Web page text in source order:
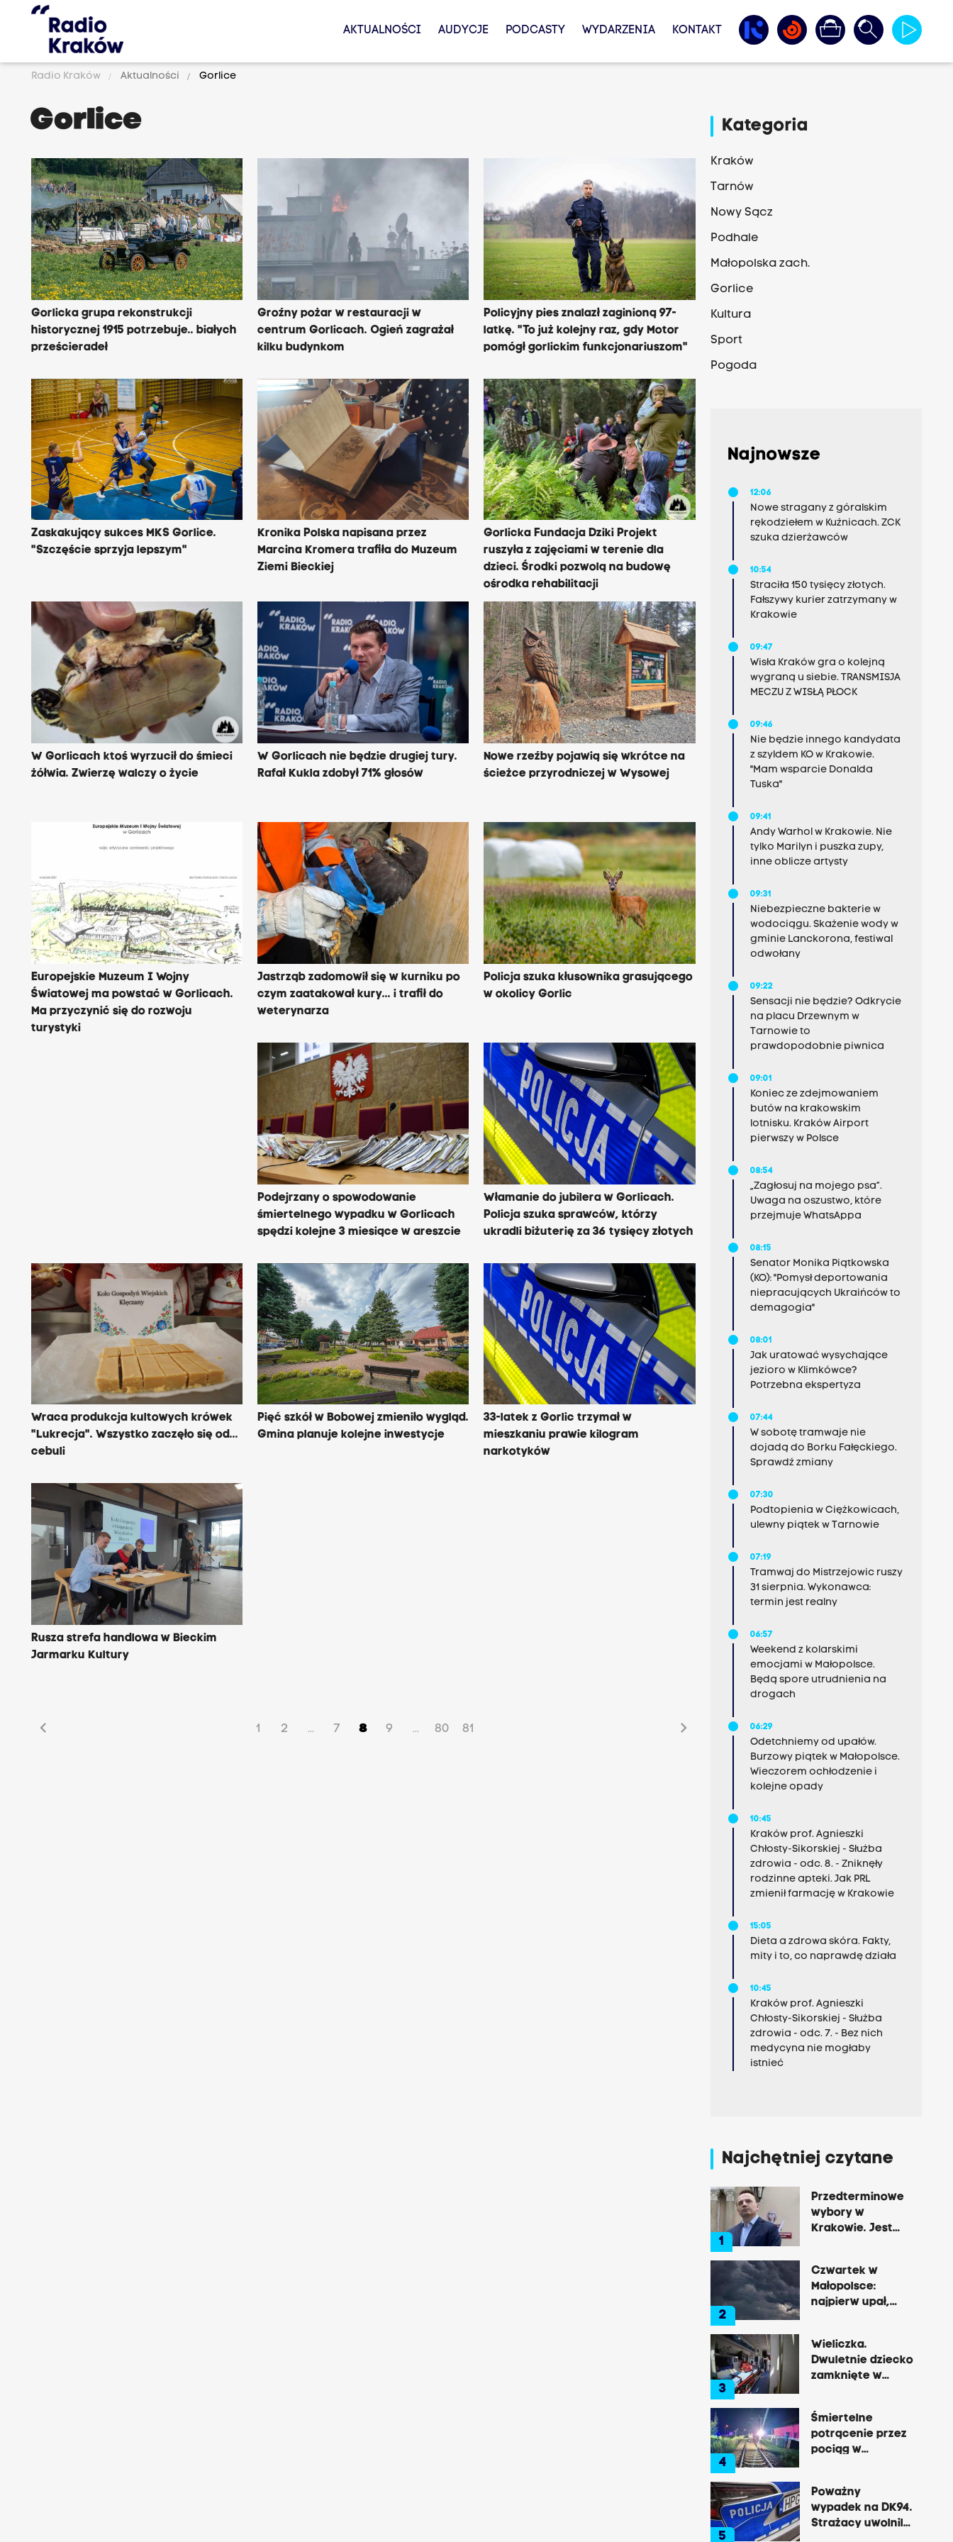
AKTUALNOŚCI AUDYCJE PODCASTY WYDARZENIA KONTAKT
Radio Kraków Aktualności Gorlice
Gorlice
Gorlicka grupa rekonstrukcji
historycznej 1915 potrzebuje.. białych
prześcieradeł
Groźny pożar w restauracji w
centrum Gorlicach. Ogień zagrażał
kilku budynkom
Policyjny pies znalazł zaginioną 97-
latkę. "To już kolejny raz, gdy Motor
pomógł gorlickim funkcjonariuszom"
Zaskakujący sukces MKS Gorlice.
"Szczęście sprzyja lepszym"
Kronika Polska napisana przez
Marcina Kromera trafiła do Muzeum
Ziemi Bieckiej
Gorlicka Fundacja Dziki Projekt
ruszyła z zajęciami w terenie dla
dzieci. Środki pozwolą na budowę
ośrodka rehabilitacji
W Gorlicach ktoś wyrzucił do śmieci
żółwia. Zwierzę walczy o życie
W Gorlicach nie będzie drugiej tury.
Rafał Kukla zdobył 71% głosów
Nowe rzeźby pojawią się wkrótce na
ścieżce przyrodniczej w Wysowej
Europejskie Muzeum I Wojny
Światowej ma powstać w Gorlicach.
Ma przyczynić się do rozwoju
turystyki
Jastrząb zadomowił się w kurniku po
czym zaatakował kury... i trafił do
weterynarza
Policja szuka kłusownika grasującego
w okolicy Gorlic
Podejrzany o spowodowanie
śmiertelnego wypadku w Gorlicach
spędzi kolejne 3 miesiące w areszcie
Włamanie do jubilera w Gorlicach.
Policja szuka sprawców, którzy
ukradli biżuterię za 36 tysięcy złotych
Wraca produkcja kultowych krówek
"Lukrecja". Wszystko zaczęło się od...
cebuli
Pięć szkół w Bobowej zmieniło wygląd.
Gmina planuje kolejne inwestycje
33-latek z Gorlic trzymał w
mieszkaniu prawie kilogram
narkotyków
Rusza strefa handlowa w Bieckim
Jarmarku Kultury
chevron_left 1 2 ... 7 8 9 ... 80 81 chevron_right
Kategoria
Kraków
Tarnów
Nowy Sącz
Podhale
Małopolska zach.
Gorlice
Kultura
Sport
Pogoda
Najnowsze
12:06
Nowe stragany z góralskim
rękodziełem w Kuźnicach. ZCK
szuka dzierżawców
10:54
Straciła 150 tysięcy złotych.
Fałszywy kurier zatrzymany w
Krakowie
09:47
Wisła Kraków gra o kolejną
wygraną u siebie. TRANSMISJA
MECZU Z WISŁĄ PŁOCK
09:46
Nie będzie innego kandydata
z szyldem KO w Krakowie.
"Mam wsparcie Donalda
Tuska"
09:41
Andy Warhol w Krakowie. Nie
tylko Marilyn i puszka zupy,
inne oblicze artysty
09:31
Niebezpieczne bakterie w
wodociągu. Skażenie wody w
gminie Lanckorona, festiwal
odwołany
09:22
Sensacji nie będzie? Odkrycie
na placu Drzewnym w
Tarnowie to
prawdopodobnie piwnica
09:01
Koniec ze zdejmowaniem
butów na krakowskim
lotnisku. Kraków Airport
pierwszy w Polsce
08:54
„Zagłosuj na mojego psa”.
Uwaga na oszustwo, które
przejmuje WhatsAppa
08:15
Senator Monika Piątkowska
(KO): "Pomysł deportowania
niepracujących Ukraińców to
demagogia"
08:01
Jak uratować wysychające
jezioro w Klimkówce?
Potrzebna ekspertyza
07:44
W sobotę tramwaje nie
dojadą do Borku Fałęckiego.
Sprawdź zmiany
07:30
Podtopienia w Ciężkowicach,
ulewny piątek w Tarnowie
07:19
Tramwaj do Mistrzejowic ruszy
31 sierpnia. Wykonawca:
termin jest realny
06:57
Weekend z kolarskimi
emocjami w Małopolsce.
Będą spore utrudnienia na
drogach
06:29
Odetchniemy od upałów.
Burzowy piątek w Małopolsce.
Wieczorem ochłodzenie i
kolejne opady
10:45
Kraków prof. Agnieszki
Chłosty-Sikorskiej - Służba
zdrowia - odc. 8. - Zniknęły
rodzinne apteki. Jak PRL
zmienił farmację w Krakowie
15:05
Dieta a zdrowa skóra. Fakty,
mity i to, co naprawdę działa
10:45
Kraków prof. Agnieszki
Chłosty-Sikorskiej - Służba
zdrowia - odc. 7. - Bez nich
medycyna nie mogłaby
istnieć
Najchętniej czytane
1
Przedterminowe
wybory w
Krakowie. Jest
2
Czwartek w
Małopolsce:
najpierw upał,
3
Wieliczka.
Dwuletnie dziecko
zamknięte w
zakupach
4
Śmiertelne
potrącenie przez
pociąg w
trasie do Krakowa
5
Poważny
wypadek na DK94.
Strażacy uwolnili